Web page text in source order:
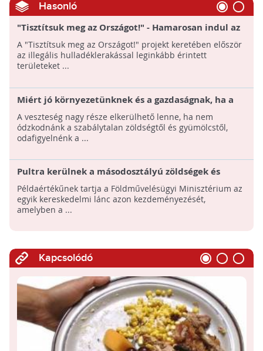
Hasonló
"Tisztítsuk meg az Országot!" - Hamarosan indul az
illegális hulladéklerakók felszámolása
A "Tisztítsuk meg az Országot!" projekt keretében először
az illegális hulladéklerakással leginkább érintett
területeket ...
Miért jó környezetünknek és a gazdaságnak, ha a
szabálytalan gyümölcsöt és zöldséget választjuk?
A veszteség nagy része elkerülhető lenne, ha nem
ódzkodnánk a szabálytalan zöldségtől és gyümölcstől,
odafigyelnénk a ...
Pultra kerülnek a másodosztályú zöldségek és
gyümölcsök is
Példaértékűnek tartja a Földművelésügyi Minisztérium az
egyik kereskedelmi lánc azon kezdeményezését,
amelyben a ...
Kapcsolódó